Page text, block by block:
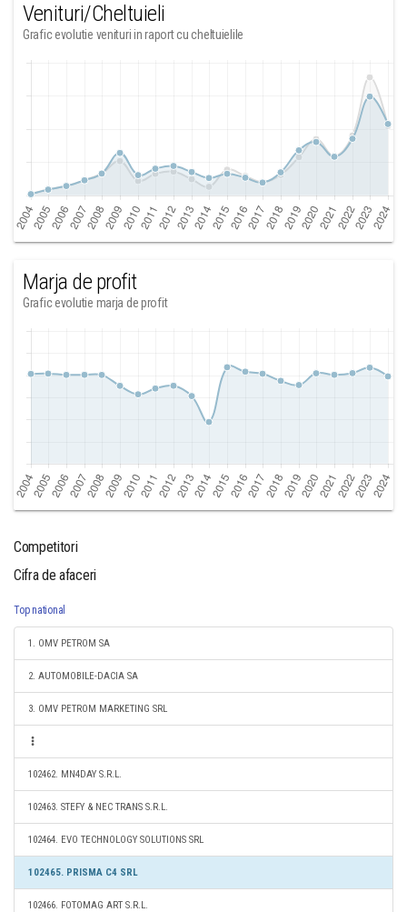
Venituri/Cheltuieli
Grafic evolutie venituri in raport cu cheltuielile
Marja de profit
Grafic evolutie marja de profit
Competitori
Cifra de afaceri
Top national
1. OMV PETROM SA
2. AUTOMOBILE-DACIA SA
3. OMV PETROM MARKETING SRL
102462. MN4DAY S.R.L.
102463. STEFY & NEC TRANS S.R.L.
102464. EVO TECHNOLOGY SOLUTIONS SRL
102465. PRISMA C4 SRL
102466. FOTOMAG ART S.R.L.